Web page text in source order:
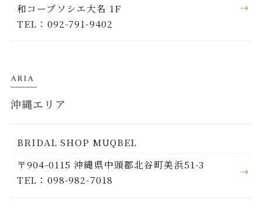
和コープソシエ大名 1F
TEL：092-791-9402
ARIA
沖縄エリア
BRIDAL SHOP MUQBEL
〒904-0115 沖縄県中頭郡北谷町美浜51-3
TEL：098-982-7018